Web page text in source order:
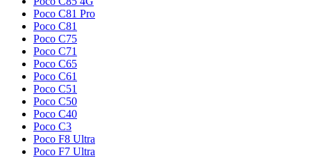
Poco C81 Pro
Poco C81
Poco C75
Poco C71
Poco C65
Poco C61
Poco C51
Poco C50
Poco C40
Poco C3
Poco F8 Ultra
Poco F7 Ultra